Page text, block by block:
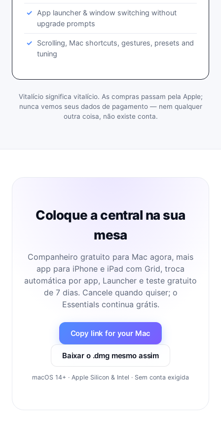
App launcher & window switching without
upgrade prompts
Scrolling, Mac shortcuts, gestures, presets and
tuning
Vitalício significa vitalício. As compras passam pela Apple;
nunca vemos seus dados de pagamento — nem qualquer
outra coisa, não existe conta.
Coloque a central na sua
mesa
Companheiro gratuito para Mac agora, mais
app para iPhone e iPad com Grid, troca
automática por app, Launcher e teste gratuito
de 7 dias. Cancele quando quiser; o
Essentials continua grátis.
Copy link for your Mac
Baixar o .dmg mesmo assim
macOS 14+ · Apple Silicon & Intel · Sem conta exigida